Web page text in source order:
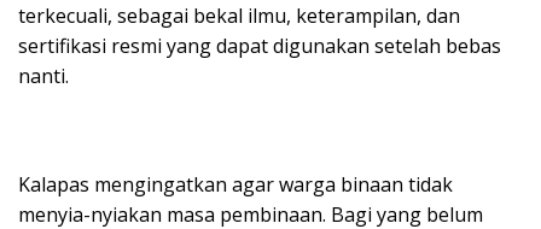
terkecuali, sebagai bekal ilmu, keterampilan, dan
sertifikasi resmi yang dapat digunakan setelah bebas
nanti.
Kalapas mengingatkan agar warga binaan tidak
menyia-nyiakan masa pembinaan. Bagi yang belum